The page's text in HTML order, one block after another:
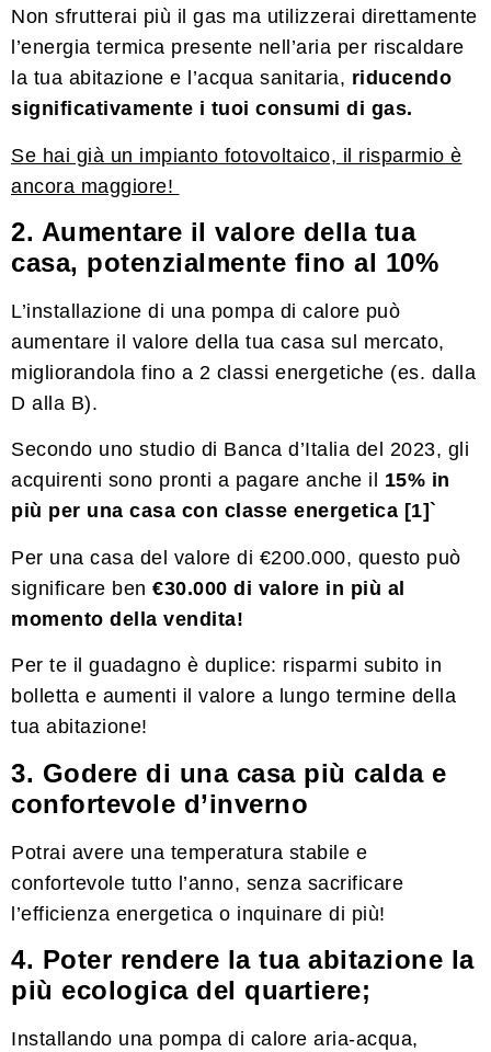
Non sfrutterai più il gas ma utilizzerai direttamente
l’energia termica presente nell’aria per riscaldare
la tua abitazione e l’acqua sanitaria, riducendo
significativamente i tuoi consumi di gas.
Se hai già un impianto fotovoltaico, il risparmio è
ancora maggiore!
2. Aumentare il valore della tua
casa, potenzialmente fino al 10%
L’installazione di una pompa di calore può
aumentare il valore della tua casa sul mercato,
migliorandola fino a 2 classi energetiche (es. dalla
D alla B).
Secondo uno studio di Banca d’Italia del 2023, gli
acquirenti sono pronti a pagare anche il 15% in
più per una casa con classe energetica [1]`
Per una casa del valore di €200.000, questo può
significare ben €30.000 di valore in più al
momento della vendita!
Per te il guadagno è duplice: risparmi subito in
bolletta e aumenti il valore a lungo termine della
tua abitazione!
3. Godere di una casa più calda e
confortevole d’inverno
Potrai avere una temperatura stabile e
confortevole tutto l’anno, senza sacrificare
l’efficienza energetica o inquinare di più!
4. Poter rendere la tua abitazione la
più ecologica del quartiere;
Installando una pompa di calore aria-acqua,